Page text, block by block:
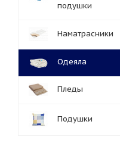
подушки
Наматрасники
Одеяла
Пледы
Подушки